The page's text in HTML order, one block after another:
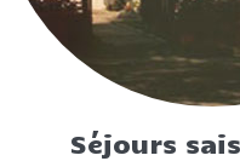
Séjours